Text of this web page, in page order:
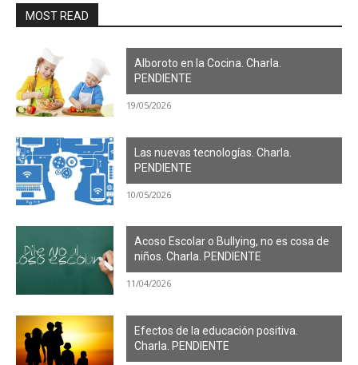
MOST READ
Alboroto en la Cocina. Charla.
PENDIENTE
19/05/2026
Las nuevas tecnologías. Charla.
PENDIENTE
10/05/2026
Acoso Escolar o Bullying, no es cosa de
niños. Charla. PENDIENTE
11/04/2026
Efectos de la educación positiva.
Charla. PENDIENTE